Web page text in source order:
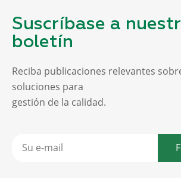
Suscríbase a
boletín
Reciba publicaciones relevantes
soluciones para
gestión de la calidad.